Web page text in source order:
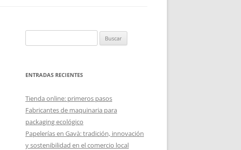
ENTRADAS RECIENTES
Tienda online: primeros pasos
Fabricantes de maquinaria para
packaging ecológico
Papelerías en Gavà: tradición, innovación
y sostenibilidad en el comercio local